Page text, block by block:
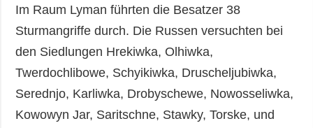
Im Raum Lyman führten die Besatzer 38
Sturmangriffe durch. Die Russen versuchten bei
den Siedlungen Hrekiwka, Olhiwka,
Twerdochlibowe, Schyikiwka, Druscheljubiwka,
Serednjo, Karliwka, Drobyschewe, Nowosseliwka,
Kowowyn Jar, Saritschne, Stawky, Torske, und